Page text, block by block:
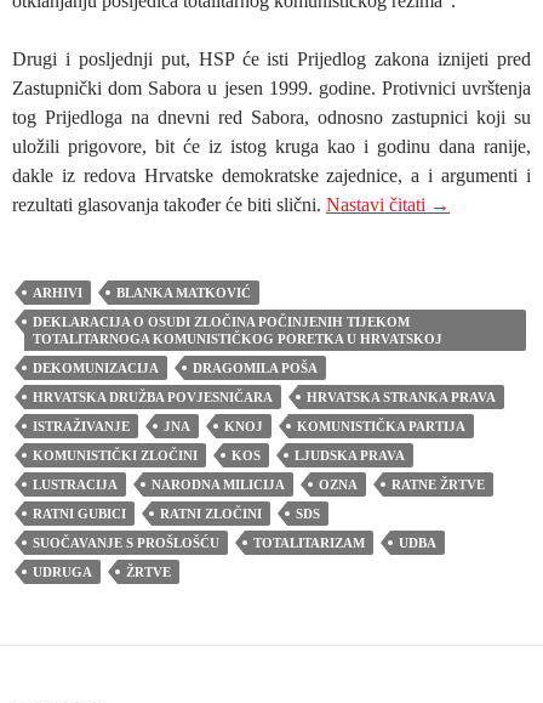
Drugi i posljednji put, HSP će isti Prijedlog zakona iznijeti pred
Zastupnički dom Sabora u jesen 1999. godine. Protivnici uvrštenja
tog Prijedloga na dnevni red Sabora, odnosno zastupnici koji su
uložili prigovore, bit će iz istog kruga kao i godinu dana ranije,
dakle iz redova Hrvatske demokratske zajednice, a i argumenti i
rezultati glasovanja također će biti slični. Nastavi čitati KAKO BI
→
ARHIVI
BLANKA MATKOVIĆ
DEKLARACIJA O OSUDI ZLOČINA POČINJENIH TIJEKOM
TOTALITARNOGA KOMUNISTIČKOG PORETKA U HRVATSKOJ
DEKOMUNIZACIJA
DRAGOMILA POŠA
HRVATSKA DRUŽBA POVJESNIČARA
HRVATSKA STRANKA PRAVA
ISTRAŽIVANJE
JNA KNOJ
KOMUNISTIČKA PARTIJA
KOMUNISTIČKI ZLOČINI
KOS
LJUDSKA PRAVA
LUSTRACIJA
NARODNA MILICIJA OZNA
RATNE ŽRTVE
RATNI GUBICI
RATNI ZLOČINI
SDS
SUOČAVANJE S PROŠLOŠĆU
TOTALITARIZAM
UDBA
UDRUGA
ŽRTVE